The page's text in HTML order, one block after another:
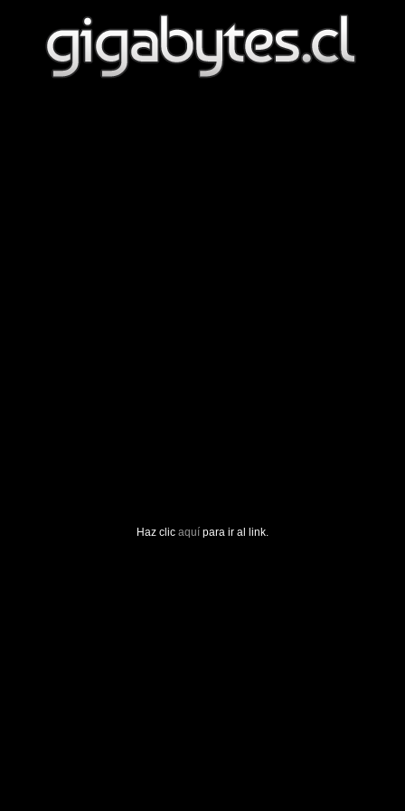
Haz clic aquí para ir al link.